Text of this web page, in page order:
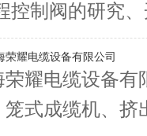
控制阀的研究
荣耀电缆设备有限公司
荣耀电缆设备
笼式成缆机、挤